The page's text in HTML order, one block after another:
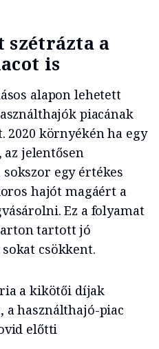
szétrázta a
is
alapon lehetett
piacának
2020 környékén ha egy
jelentősen
egy értékes
hajót magáért a
Ez a folyamat
tartott jó
csökkent.
a kikötői díjak
a használthajó-piac
előtti